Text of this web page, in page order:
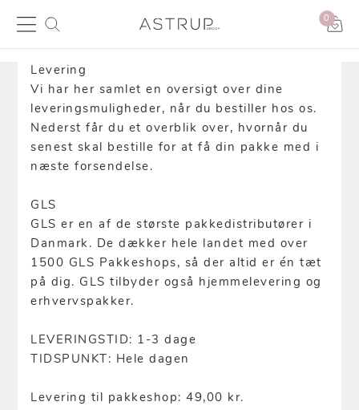
0
Fragt og Levering
Levering
Vi har her samlet en oversigt over dine
leveringsmuligheder, når du bestiller hos os.
Nederst får du et overblik over, hvornår du
senest skal bestille for at få din pakke med i
næste forsendelse.
GLS
GLS er en af de største pakkedistributører i
Danmark. De dækker hele landet med over
1500 GLS Pakkeshops, så der altid er én tæt
på dig. GLS tilbyder også hjemmelevering og
erhvervspakker.
LEVERINGSTID: 1-3 dage
TIDSPUNKT: Hele dagen
Levering til pakkeshop: 49,00 kr.